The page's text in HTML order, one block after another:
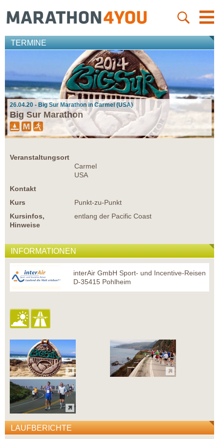
TERMINE
26.04.20 - Big Sur Marathon in Carmel (USA)
Big Sur Marathon
Veranstaltungsort
Carmel
USA
Kontakt
Kurs
Punkt-zu-Punkt
Kursinfos,
Hinweise
entlang der Pacific Coast
INFORMATIONEN
interAir GmbH Sport- und Incentive-Reisen
D-35415 Pohlheim
LAUFBERICHTE